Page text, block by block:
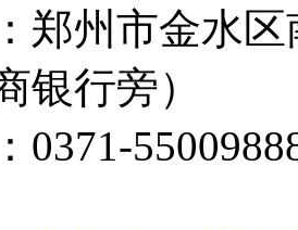
郑州市金水
银行旁）
0371-